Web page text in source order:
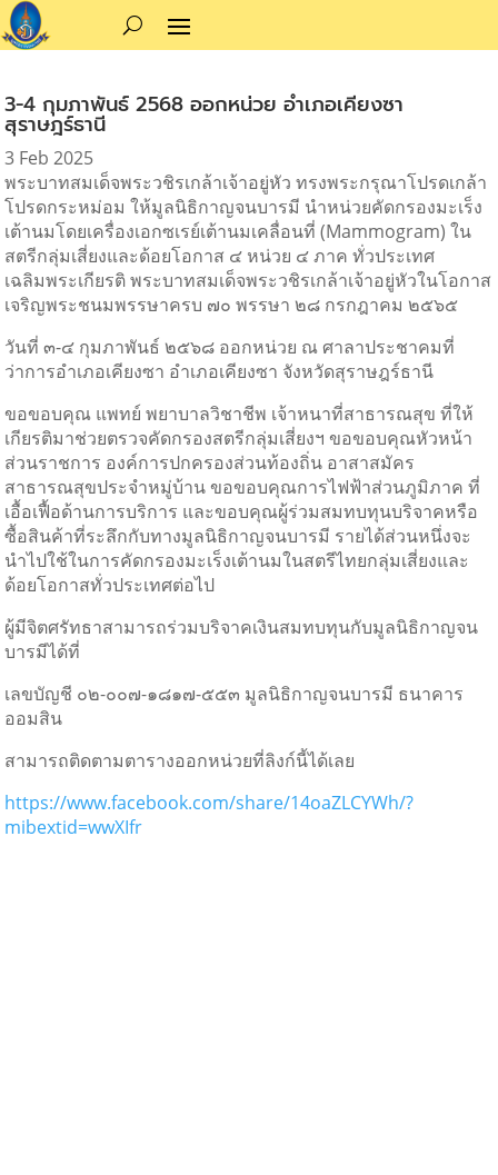
3-4 กุมภาพันธ์ 2568 ออกหน่วย อำเภอเคียงซา
สุราษฎร์ธานี
3 Feb 2025
พระบาทสมเด็จพระวชิรเกล้าเจ้าอยู่หัว ทรงพระกรุณาโปรดเกล้า
โปรดกระหม่อม ให้มูลนิธิกาญจนบารมี นำหน่วยคัดกรองมะเร็ง
เต้านมโดยเครื่องเอกซเรย์เต้านมเคลื่อนที่ (Mammogram)ใน
สตรีกลุ่มเสี่ยงและด้อยโอกาส ๔ หน่วย ๔ ภาค ทั่วประเทศ
เฉลิมพระเกียรติ พระบาทสมเด็จพระวชิรเกล้าเจ้าอยู่หัวในโอกาส
เจริญพระชนมพรรษาครบ ๗๐ พรรษา ๒๘ กรกฎาคม ๒๕๖๕
วันที่ ๓-๔ กุมภาพันธ์ ๒๕๖๘ ออกหน่วย ณ ศาลาประชาคมที่
ว่าการอำเภอเคียงซา อำเภอเคียงซา จังหวัดสุราษฎร์ธานี
ขอขอบคุณ แพทย์ พยาบาลวิชาชีพ เจ้าหนาที่สาธารณสุข ที่ให้
เกียรติมาช่วยตรวจคัดกรองสตรีกลุ่มเสี่ยงฯ ขอขอบคุณหัวหน้า
ส่วนราชการ องค์การปกครองส่วนท้องถิ่น อาสาสมัคร
สาธารณสุขประจำหมู่บ้าน ขอขอบคุณการไฟฟ้าส่วนภูมิภาค ที่
เอื้อเฟื้อด้านการบริการ และขอบคุณผู้ร่วมสมทบทุนบริจาคหรือ
ซื้อสินค้าที่ระลึกกับทางมูลนิธิกาญจนบารมี รายได้ส่วนหนึ่งจะ
นำไปใช้ในการคัดกรองมะเร็งเต้านมในสตรีไทยกลุ่มเสี่ยงและ
ด้อยโอกาสทั่วประเทศต่อไป
ผู้มีจิตศรัทธาสามารถร่วมบริจาคเงินสมทบทุนกับมูลนิธิกาญจน
บารมีได้ที่
เลขบัญชี ๐๒-๐๐๗-๑๘๑๗-๕๕๓ มูลนิธิกาญจนบารมี ธนาคาร
ออมสิน
สามารถติดตามตารางออกหน่วยที่ลิงก์นี้ได้เลย
https://www.facebook.com/share/14oaZLCYWh/?
mibextid=wwXIfr